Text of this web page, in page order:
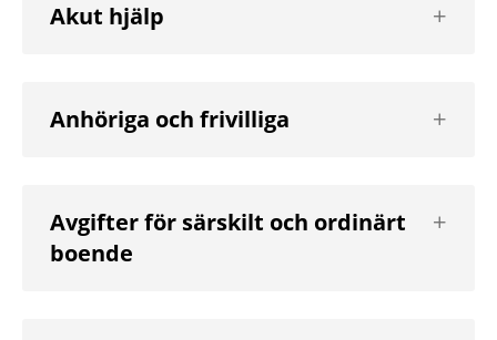
Akut hjälp
nästa
Anhöriga och frivilliga
nästa
Avgifter för särskilt och ordinärt
boende
nästa